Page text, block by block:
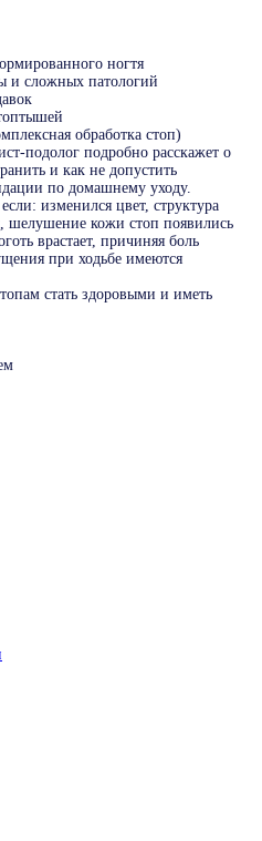
ногтя
и сложных патологий
обработка стоп)
подолог подробно расскажет о
и как не допустить
по домашнему уходу.
изменился цвет, структура
шелушение кожи стоп появились
врастает, причиняя боль
при ходьбе имеются
стать здоровыми и иметь